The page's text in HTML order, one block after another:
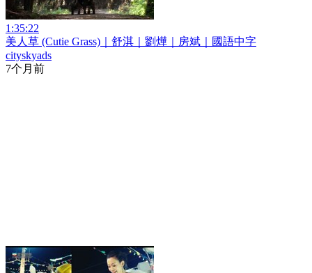
1:35:22
美人草 (Cutie Grass)｜舒淇｜劉燁｜房斌｜國語中字
cityskyads
7个月前